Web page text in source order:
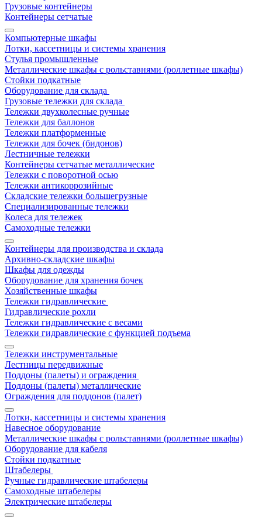
Грузовые контейнеры
Контейнеры сетчатые
Компьютерные шкафы
Лотки, кассетницы и системы хранения
Стулья промышленные
Металлические шкафы с рольставнями (роллетные шкафы)
Стойки подкатные
Оборудование для склада
Грузовые тележки для склада
Тележки двухколесные ручные
Тележки для баллонов
Тележки платформенные
Тележки для бочек (бидонов)
Лестничные тележки
Контейнеры сетчатые металлические
Тележки с поворотной осью
Тележки антикоррозийные
Складские тележки большегрузные
Специализированные тележки
Колеса для тележек
Самоходные тележки
Контейнеры для производства и склада
Архивно-складские шкафы
Шкафы для одежды
Оборудование для хранения бочек
Хозяйственные шкафы
Тележки гидравлические
Гидравлические рохли
Тележки гидравлические с весами
Тележки гидравлические с функцией подъема
Тележки инструментальные
Лестницы передвижные
Поддоны (палеты) и ограждения
Поддоны (палеты) металлические
Ограждения для поддонов (палет)
Лотки, кассетницы и системы хранения
Навесное оборудование
Металлические шкафы с рольставнями (роллетные шкафы)
Оборудование для кабеля
Стойки подкатные
Штабелеры
Ручные гидравлические штабелеры
Самоходные штабелеры
Электрические штабелеры